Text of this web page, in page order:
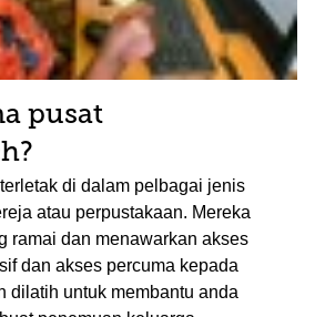
pusat
di dalam pelbagai jenis
atau perpustakaan. Mereka
ramai dan menawarkan akses
dan akses percuma kepada
dilatih untuk membantu anda